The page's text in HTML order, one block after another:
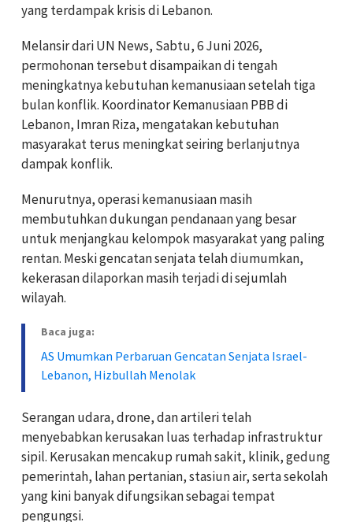
yang terdampak krisis di Lebanon.
Melansir dari UN News, Sabtu, 6 Juni 2026,
permohonan tersebut disampaikan di tengah
meningkatnya kebutuhan kemanusiaan setelah tiga
bulan konflik. Koordinator Kemanusiaan PBB di
Lebanon, Imran Riza, mengatakan kebutuhan
masyarakat terus meningkat seiring berlanjutnya
dampak konflik.
Menurutnya, operasi kemanusiaan masih
membutuhkan dukungan pendanaan yang besar
untuk menjangkau kelompok masyarakat yang paling
rentan. Meski gencatan senjata telah diumumkan,
kekerasan dilaporkan masih terjadi di sejumlah
wilayah.
Baca juga:
AS Umumkan Perbaruan Gencatan Senjata Israel-
Lebanon, Hizbullah Menolak
Serangan udara, drone, dan artileri telah
menyebabkan kerusakan luas terhadap infrastruktur
sipil. Kerusakan mencakup rumah sakit, klinik, gedung
pemerintah, lahan pertanian, stasiun air, serta sekolah
yang kini banyak difungsikan sebagai tempat
pengungsi.